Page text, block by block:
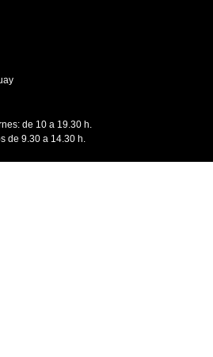
de 10 a 19.30 h.
de 9.30 a 14.30 h.